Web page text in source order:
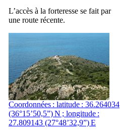
L’accès à la forteresse se fait par
une route récente.
Coordonnées : latitude : 36.264034
(36°15’50,5”) N ; longitude :
27.809143 (27°48’32,9”) E